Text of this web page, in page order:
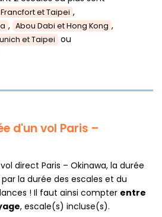
Francfort et Taipei ,
, Abou Dabi et Hong Kong ,
et Taipei ou
d'un vol Paris –
direct Paris – Okinawa, la durée
la durée des escales et du
! Il faut ainsi compter entre
, escale(s) incluse(s).